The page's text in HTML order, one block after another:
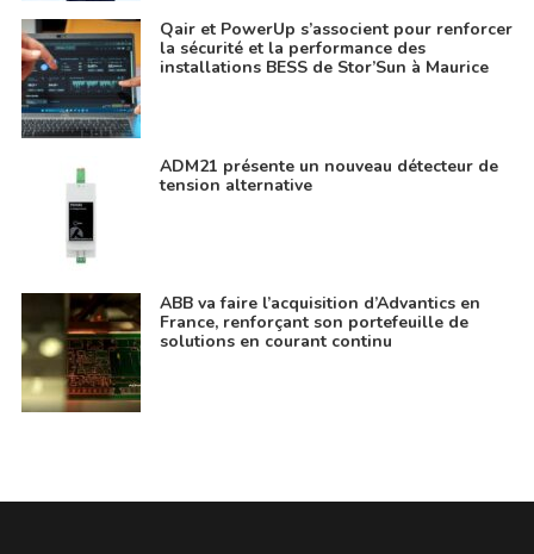
Qair et PowerUp s’associent pour renforcer
la sécurité et la performance des
installations BESS de Stor’Sun à Maurice
ADM21 présente un nouveau détecteur de
tension alternative
ABB va faire l’acquisition d’Advantics en
France, renforçant son portefeuille de
solutions en courant continu